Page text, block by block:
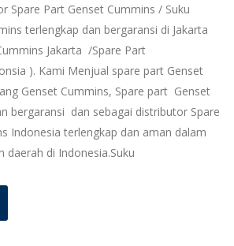
Spare Part Genset Cummins / Suku
terlengkap dan bergaransi di Jakarta
Jakarta /Spare Part
). Kami Menjual spare part Genset
Genset Cummins, Spare part Genset
bergaransi dan sebagai distributor Spare
Indonesia terlengkap dan aman dalam
daerah di Indonesia.Suku